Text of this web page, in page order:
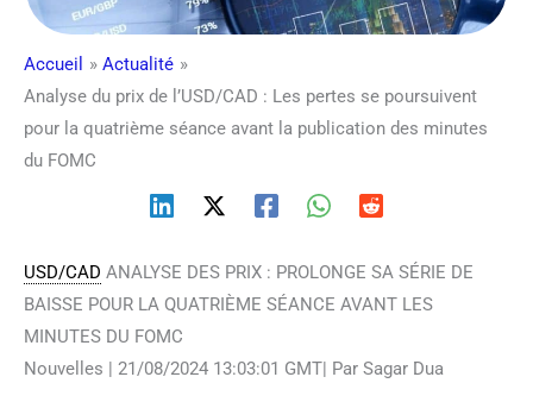
Accueil
Actualité
Analyse du prix de l’USD/CAD : Les pertes se poursuivent
pour la quatrième séance avant la publication des minutes
du FOMC
USD/CAD ANALYSE DES PRIX : PROLONGE SA SÉRIE DE
BAISSE POUR LA QUATRIÈME SÉANCE AVANT LES
MINUTES DU FOMC
Nouvelles | 21/08/2024 13:03:01 GMT| Par Sagar Dua